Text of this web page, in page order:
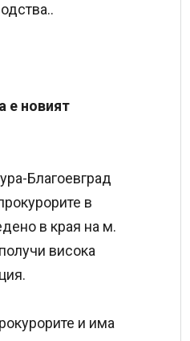
е новият
Благоевград
в
в края на м.
висока
и има